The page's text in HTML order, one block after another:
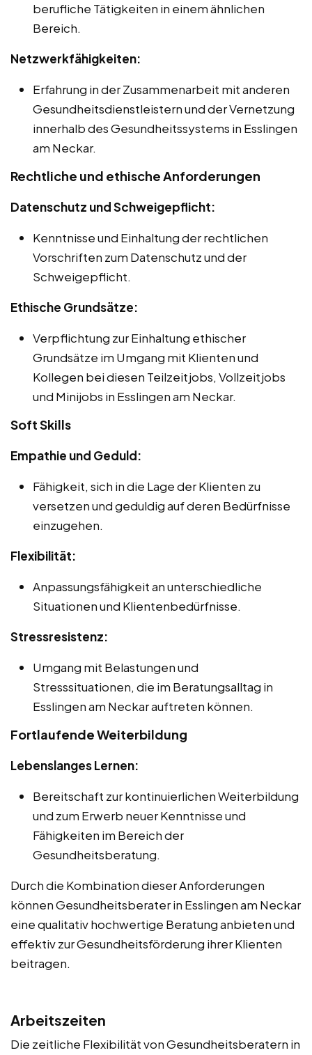
berufliche Tätigkeiten in einem ähnlichen
Bereich.
Netzwerkfähigkeiten:
Erfahrung in der Zusammenarbeit mit anderen
Gesundheitsdienstleistern und der Vernetzung
innerhalb des Gesundheitssystems in Esslingen
am Neckar.
Rechtliche und ethische Anforderungen
Datenschutz und Schweigepflicht:
Kenntnisse und Einhaltung der rechtlichen
Vorschriften zum Datenschutz und der
Schweigepflicht.
Ethische Grundsätze:
Verpflichtung zur Einhaltung ethischer
Grundsätze im Umgang mit Klienten und
Kollegen bei diesen Teilzeitjobs, Vollzeitjobs
und Minijobs in Esslingen am Neckar.
Soft Skills
Empathie und Geduld:
Fähigkeit, sich in die Lage der Klienten zu
versetzen und geduldig auf deren Bedürfnisse
einzugehen.
Flexibilität:
Anpassungsfähigkeit an unterschiedliche
Situationen und Klientenbedürfnisse.
Stressresistenz:
Umgang mit Belastungen und
Stresssituationen, die im Beratungsalltag in
Esslingen am Neckar auftreten können.
Fortlaufende Weiterbildung
Lebenslanges Lernen:
Bereitschaft zur kontinuierlichen Weiterbildung
und zum Erwerb neuer Kenntnisse und
Fähigkeiten im Bereich der
Gesundheitsberatung.
Durch die Kombination dieser Anforderungen
können Gesundheitsberater in Esslingen am Neckar
eine qualitativ hochwertige Beratung anbieten und
effektiv zur Gesundheitsförderung ihrer Klienten
beitragen.
Arbeitszeiten
Die zeitliche Flexibilität von Gesundheitsberatern in